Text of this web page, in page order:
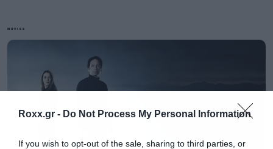
Roxx.gr - Do Not Process My Personal Information
If you wish to opt-out of the sale, sharing to third parties, or
ήρωες που δέχονται τα κύματα των επιθέσεων
του Thanos, με το Josh Brolin να κάνει την
επιβλητική του εμφάνιση στο ρόλο του
μεγάλου κακού.
MOVIES